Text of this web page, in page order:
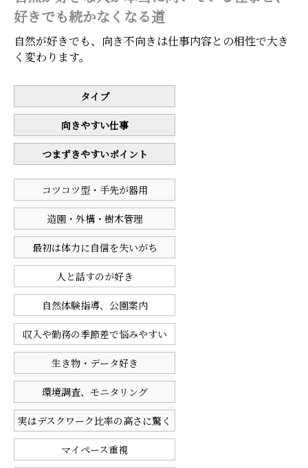
好きでも続かなくなる道
自然が好きでも、向き不向きは仕事内容との相性で大き
く変わります。
タイプ
向きやすい仕事
つまずきやすいポイント
コツコツ型・手先が器用
造園・外構・樹木管理
最初は体力に自信を失いがち
人と話すのが好き
自然体験指導、公園案内
収入や勤務の季節差で悩みやすい
生き物・データ好き
環境調査、モニタリング
実はデスクワーク比率の高さに驚く
マイペース重視